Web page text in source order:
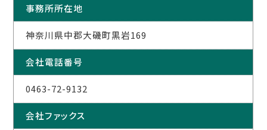
事務所所在地
神奈川県中郡大磯町黒岩169
会社電話番号
0463-72-9132
会社ファックス